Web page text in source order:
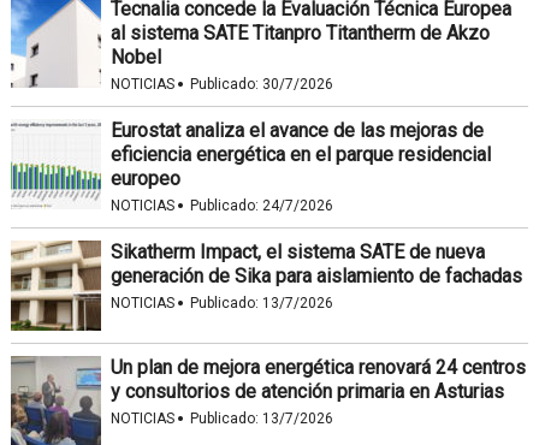
Tecnalia concede la Evaluación Técnica Europea
al sistema SATE Titanpro Titantherm de Akzo
Nobel
NOTICIAS · Publicado: 30/7/2026
Eurostat analiza el avance de las mejoras de
eficiencia energética en el parque residencial
europeo
NOTICIAS · Publicado: 24/7/2026
Sikatherm Impact, el sistema SATE de nueva
generación de Sika para aislamiento de fachadas
NOTICIAS · Publicado: 13/7/2026
Un plan de mejora energética renovará 24 centros
y consultorios de atención primaria en Asturias
NOTICIAS · Publicado: 13/7/2026